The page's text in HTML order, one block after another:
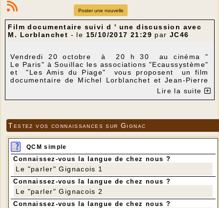
Poster une nouvelle
Film documentaire suivi d ' une discussion avec
M. Lorblanchet - le 15/10/2017 21:29 par JC46
Vendredi 20 octobre à 20 h 30 au cinéma "
Le Paris" à Souillac les associations "Ecaussystème"
et "Les Amis du Piage" vous proposent un film
documentaire de Michel Lorblanchet et Jean-Pierre
Baux : " Artistes des temps glaciaires en
Quercy". La projection sera suivie d'une discussion
aussi sa découverte de la peinture Aborigène et
ses échanges avec le peintre Pierre Soulages.
Cette soirée est une invitation à voyager dans le
temps avec les fabuleux artistes de Pech-Merle et
de Cougnac admirés par les peintres du XX ème
siècle.
Entrée libre et
gratuite .
Lire la suite
Testez vos connaissances sur Gignac
QCM simple
Connaissez-vous la langue de chez nous ?
Le "parler" Gignacois 1
Connaissez-vous la langue de chez nous ?
Le "parler" Gignacois 2
Connaissez-vous la langue de chez nous ?